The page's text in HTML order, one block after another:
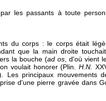
les passants à toute
du corps : le corps était
que la main droite
la bouche (ad os , d'où vient
voulait honorer (Plin. H.N.
Les principaux mouvements
d'une pierre gravée dans